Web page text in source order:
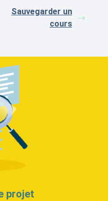
Sauvegarder un
cours
projet